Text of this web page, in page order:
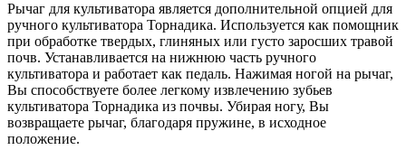
Рычаг для культиватора является дополнительной опцией для
ручного культиватора Торнадика. Используется как помощник
при обработке твердых, глиняных или густо заросших травой
почв. Устанавливается на нижнюю часть ручного
культиватора и работает как педаль. Нажимая ногой на рычаг,
Вы способствуете более легкому извлечению зубьев
культиватора Торнадика из почвы. Убирая ногу, Вы
возвращаете рычаг, благодаря пружине, в исходное
положение.